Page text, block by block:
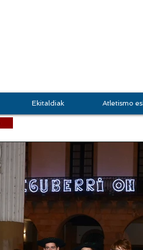
Ekitaldiak Atletismo